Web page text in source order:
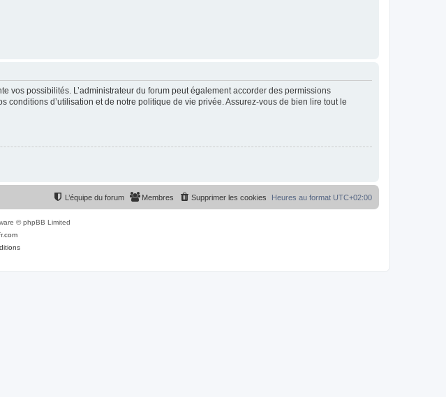
vos possibilités. L’administrateur du forum peut également accorder des permissions
d’utilisation et de notre politique de vie privée. Assurez-vous de bien lire tout le
Heures au format UTC+02:00
Supprimer les cookies
Membres
L’équipe du forum
© phpBB Limited